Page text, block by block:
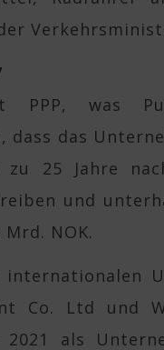
was
das
25 Jahre
und
NOK.
Co. Ltd und
als